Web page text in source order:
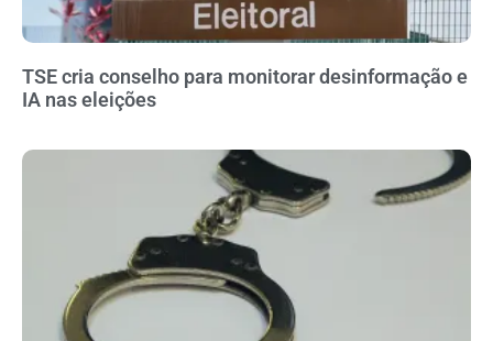
TSE cria conselho para monitorar desinformação e
IA nas eleições